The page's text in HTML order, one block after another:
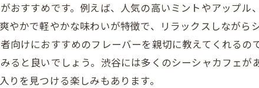
シーシャのメンテナンス方法
シーシャのフレーバーの種類と特徴
シーシャの価格帯と選び方
シーシャ体験をより楽しむためのコツ
おすすめです。例えば、人気の高いミントやアップル
かで軽やかな味わいが特徴で、リラックスしながら
向けにおすすめのフレーバーを親切に教えてくれるの
ると良いでしょう。渋谷には多くのシーシャカフェが
を見つける楽しみもあります。